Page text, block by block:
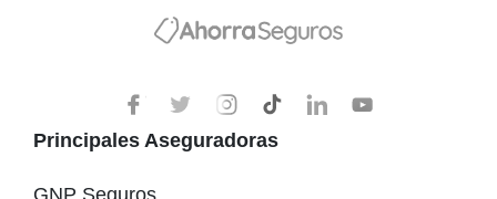
Principales Aseguradoras
GNP Seguros